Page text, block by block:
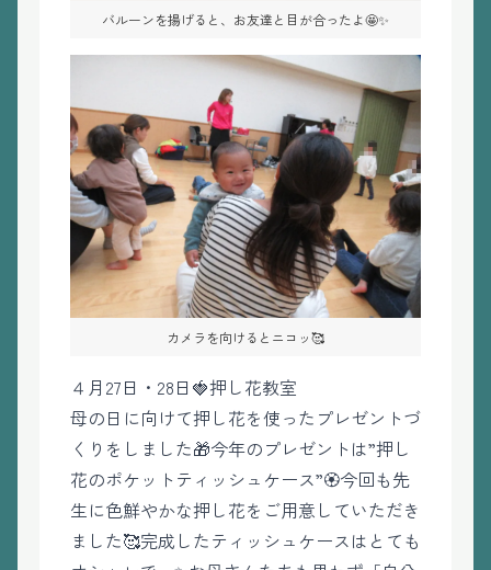
バルーンを揚げると、お友達と目が合ったよ🤩✨
カメラを向けるとニコッ🥰
４月27日・28日🍓押し花教室
母の日に向けて押し花を使ったプレゼントづ
くりをしました🎁今年のプレゼントは”押し
花のポケットティッシュケース”🏵️今回も先
生に色鮮やかな押し花をご用意していただき
ました🥰完成したティッシュケースはとても